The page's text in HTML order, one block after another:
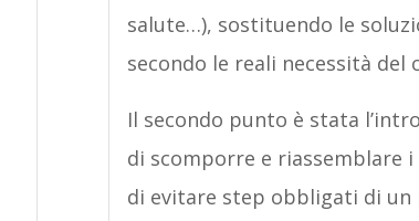
salute…), sostituendo le
secondo le reali necessità del
Il secondo punto è stata
di scomporre e riassemblare
di evitare step obbligati di un